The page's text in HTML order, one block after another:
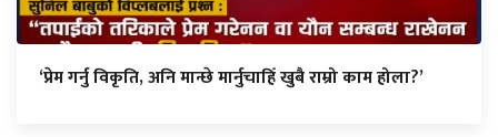
‘प्रेम गर्नु विकृति, अनि मान्छे मार्नुचाहिँ खुबै राम्रो काम होला?’